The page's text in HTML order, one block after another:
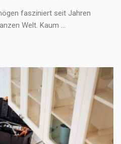
fasziniert seit Jahren
Welt. Kaum ...